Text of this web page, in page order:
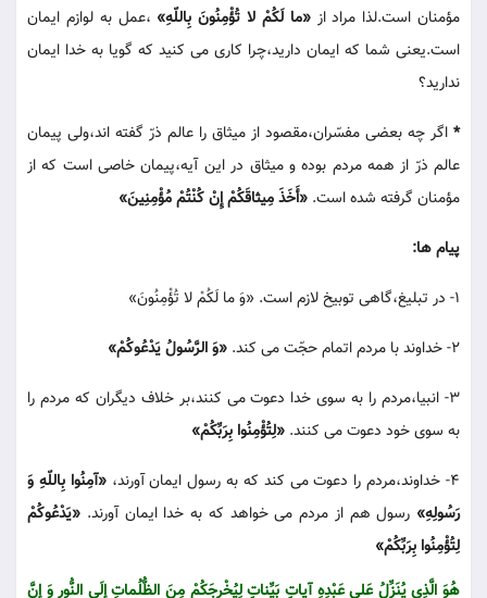
مؤمنان است.لذا مراد از«ما لَکُمْ لا تُؤْمِنُونَ بِاللّهِ» ،عمل به لوازم ایمان
است.یعنی شما که ایمان دارید،چرا کاری می کنید که گویا به خدا ایمان
ندارید؟
* اگر چه بعضی مفسّران،مقصود از میثاق را عالم ذرّ گفته اند،ولی پیمان
عالم ذرّ از همه مردم بوده و میثاق در این آیه،پیمان خاصی است که از
مؤمنان گرفته شده است. «أَخَذَ مِیثاقَکُمْ إِنْ کُنْتُمْ مُؤْمِنِینَ»
پیام ها:
1- در تبلیغ،گاهی توبیخ لازم است. «وَ ما لَکُمْ لا تُؤْمِنُونَ»
2- خداوند با مردم اتمام حجّت می کند. «وَ الرَّسُولُ یَدْعُوکُمْ»
3- انبیا،مردم را به سوی خدا دعوت می کنند،بر خلاف دیگران که مردم را
به سوی خود دعوت می کنند. «لِتُؤْمِنُوا بِرَبِّکُمْ»
4- خداوند،مردم را دعوت می کند که به رسول ایمان آورند،
«آمِنُوا بِاللّهِ وَ
رَسُولِهِ» رسول هم از مردم می خواهد که به خدا ایمان آورند. «یَدْعُوکُمْ
لِتُؤْمِنُوا بِرَبِّکُمْ»
هُوَ الَّذِی یُنَزِّلُ عَلی عَبْدِهِ آیاتٍ بَیِّناتٍ لِیُخْرِجَکُمْ مِنَ الظُّلُماتِ إِلَی النُّورِ وَ إِنَّ